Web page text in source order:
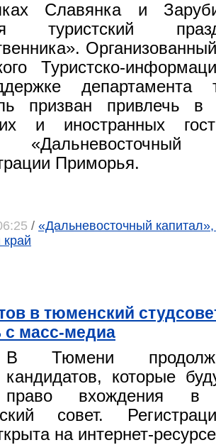
Славянка и
туристский
Туристско-
департамента
призван привлечь в
и иностранных
Приморья.
/ «Дальневосточный
в тюменский
с масс-медиа
В Тюмени
кандидатов, которые
право вхождения в
совет.
на интернет-